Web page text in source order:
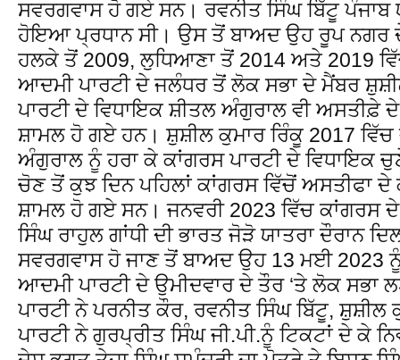
ਸਵਰਗਵਾਸ ਹੋ ਗਏ ਸਨ। ਰਵਨੀਤ ਸਿੰਘ ਬਿੱਟੂ
ਹੋਇਆ ਪ੍ਰਧਾਨ ਸੀ। ਉਸ ਤੋਂ ਬਾਅਦ ਉਹ ਰੂਪ ਨਗਰ
ਹਲਕੇ ਤੋਂ 2009, ਲੁਧਿਆਣਾ ਤੋਂ 2014 ਅਤੇ 2019
ਆਦਮੀ ਪਾਰਟੀ ਦੇ ਜਲੰਧਰ ਤੋਂ ਲੋਕ ਸਭਾ ਦੇ ਮੈਂਬਰ
ਪਾਰਟੀ ਦੇ ਵਿਧਾਇਕ ਸ਼ੀਤਲ ਅੰਗੁਰਾਲ ਵੀ ਅਸਤੀਫ਼ੇ ਦੇ
ਸ਼ਾਮਲ ਹੋ ਗਏ ਹਨ। ਸ਼ੁਸ਼ੀਲ ਕੁਮਾਰ ਰਿੰਕੂ 2017
ਅੰਗੁਰਾਲ ਨੂੰ ਹਰਾ ਕੇ ਕਾਂਗਰਸ ਪਾਰਟੀ ਦੇ
ਚੋਣ ਤੋਂ ਕੁਝ ਦਿਨ ਪਹਿਲਾਂ ਕਾਂਗਰਸ ਵਿੱਚੋਂ ਅਸਤੀਫਾ
ਸ਼ਾਮਲ ਹੋ ਗਏ ਸਨ। ਜਨਵਰੀ 2023 ਵਿੱਚ ਕਾਂਗਰਸ
ਸਿੰਘ ਰਾਹੁਲ ਗਾਂਧੀ ਦੀ ਭਾਰਤ ਜੋੜੋ ਯਾਤਰਾ ਦੌਰਾਨ
ਸਵਰਗਵਾਸ ਹੋ ਜਾਣ ਤੋਂ ਬਾਅਦ ਉਹ 13 ਮਈ
ਆਦਮੀ ਪਾਰਟੀ ਦੇ ਉਮੀਦਵਾਰ ਦੇ ਤੌਰ ‘ਤੇ ਲੋਕ ਸਭਾ
ਪਾਰਟੀ ਨੇ ਪਰਨੀਤ ਕੌਰ, ਰਵਨੀਤ ਸਿੰਘ ਬਿੱਟੂ,
ਪਾਰਟੀ ਨੇ ਗੁਰਪ੍ਰੀਤ ਸਿੰਘ ਜੀ.ਪੀ.ਨੂੰ ਟਿਕਟਾਂ ਦੇ ਕੇ